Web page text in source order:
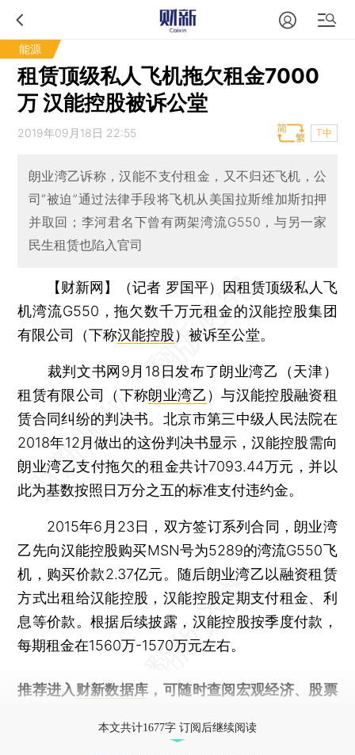
能源
租赁顶级私人飞机拖欠租金7000
万 汉能控股被诉公堂
2019年09月18日 22:55 T中
朗业湾乙诉称，汉能不支付租金，又不归还飞机，公
司“被迫”通过法律手段将飞机从美国拉斯维加斯扣押
并取回；李河君名下曾有两架湾流G550，与另一家
民生租赁也陷入官司
【财新网】（记者 罗国平）
因租赁顶级私人飞
机湾流G550，拖欠数千万元租金的汉能控股集团
有限公司（下称汉能控股）被诉至公堂。
裁判文书网9月18日发布了朗业湾乙（天津）
租赁有限公司（下称朗业湾乙 ）与汉能控股融资租
赁合同纠纷的判决书。北京市第三中级人民法院在
2018年12月做出的这份判决书显示，汉能控股需向
朗业湾乙支付拖欠的租金共计7093.44万元，并以
此为基数按照日万分之五的标准支付违约金。
2015年6月23日，双方签订系列合同，朗业湾
乙先向汉能控股购买MSN号为5289的湾流G550飞
机，购买价款2.37亿元。随后朗业湾乙以融资租赁
方式出租给汉能控股，汉能控股定期支付租金、利
息等价款。根据后续披露，汉能控股按季度付款，
每期租金在1560万-1570万元左右。
推荐进入 财新数据库 ，可随时查阅宏观经济、股票
本文共计1677字 订阅后继续阅读